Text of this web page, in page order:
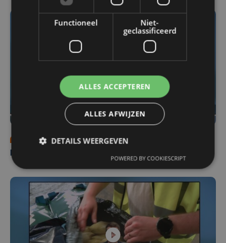
vr 31 juli | 18:00
Functioneel
Niet-
geclassificeerd
ALLES ACCEPTEREN
ALLES AFWIJZEN
DETAILS WEERGEVEN
POWERED BY COOKIESCRIPT